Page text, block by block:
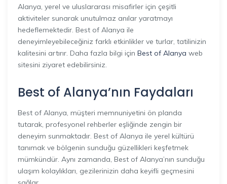
Alanya, yerel ve uluslararası misafirler için çeşitli
aktiviteler sunarak unutulmaz anılar yaratmayı
hedeflemektedir. Best of Alanya ile
deneyimleyebileceğiniz farklı etkinlikler ve turlar, tatilinizin
kalitesini artırır. Daha fazla bilgi için Best of Alanya web
sitesini ziyaret edebilirsiniz.
Best of Alanya’nın Faydaları
Best of Alanya, müşteri memnuniyetini ön planda
tutarak, profesyonel rehberler eşliğinde zengin bir
deneyim sunmaktadır. Best of Alanya ile yerel kültürü
tanımak ve bölgenin sunduğu güzellikleri keşfetmek
mümkündür. Aynı zamanda, Best of Alanya’nın sunduğu
ulaşım kolaylıkları, gezilerinizin daha keyifli geçmesini